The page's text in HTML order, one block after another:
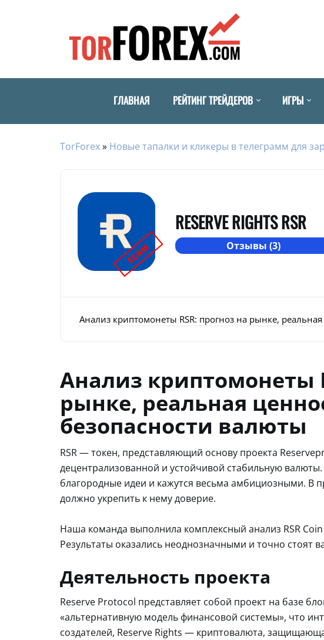
ГЛАВНАЯ РЕЙТИНГ ТРЕЙДЕРОВ ИГРЫ
TorForex» Новые тапалки и кликеры в телеграмм для
SCAM
RESERVE RIGHTS RSR
Отзывы (3)
Анализ криптомонеты RSR: прогноз на рынке,
Анализ криптомонеты
рынке, реальная
безопасности валюты
RSR — токен, представляющий основу проекта
децентрализованной и устойчивой стабильную
благородные идеи и кажутся весьма амбициозными. В
должно укрепить к нему доверие.
Наша команда выполнила комплексный анализ RSR
Результаты оказались неоднозначными и точно стоят
Деятельность проекта
Reserve Protocol представляет собой проект на базе
«альтернативную модель финансовой системы», что
создателей, Reserve Rights — криптовалюта,